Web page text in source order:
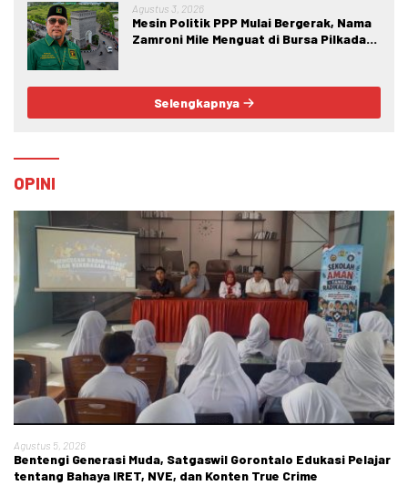
Agustus 3, 2026
Mesin Politik PPP Mulai Bergerak, Nama
Zamroni Mile Menguat di Bursa Pilkada
Selengkapnya
OPINI
Agustus 5, 2026
Bentengi Generasi Muda, Satgaswil Gorontalo Edukasi Pelajar
tentang Bahaya IRET, NVE, dan Konten True Crime